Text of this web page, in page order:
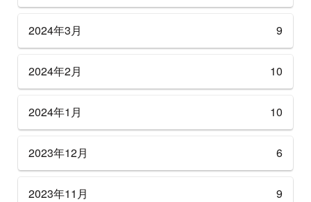
2024年3月 9
2024年2月 10
2024年1月 10
2023年12月 6
2023年11月 9